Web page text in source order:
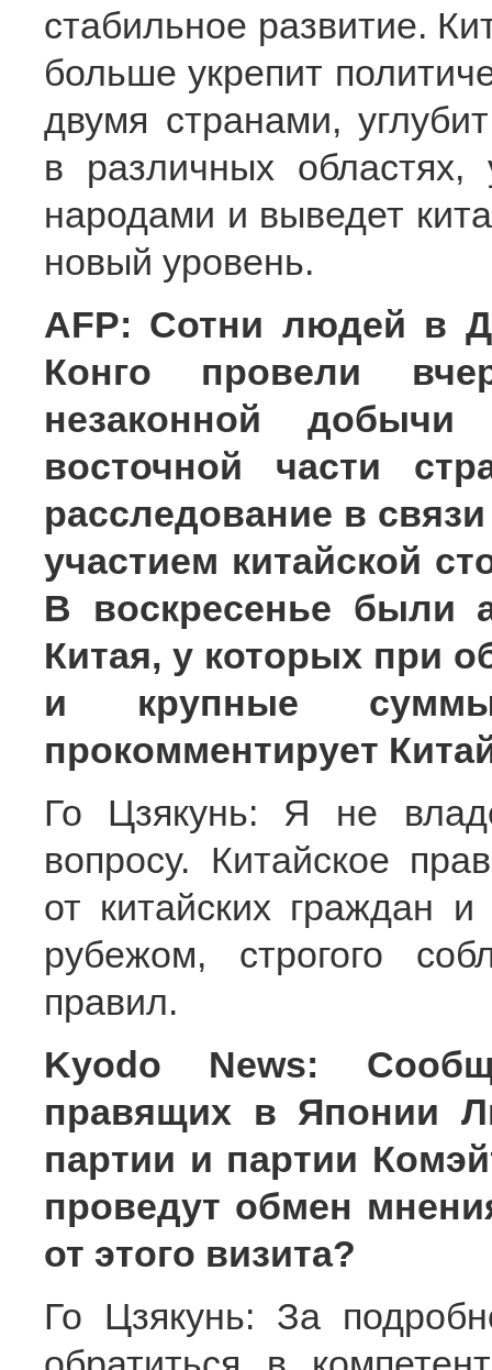
стабильное развитие.
больше укрепит
двумя странами,
в различных
народами и выведет
новый уровень.
AFP: Сотни людей в
Конго провели
незаконной
восточной части
расследование в
участием китайской
В воскресенье были
Китая, у которых при
и крупные
прокомментирует
Го Цзякунь: Я не
вопросу. Китайское
от китайских граждан
рубежом, строгого
правил.
Kyodo News:
правящих в Японии
партии и партии
проведут обмен
от этого визита?
Го Цзякунь: За